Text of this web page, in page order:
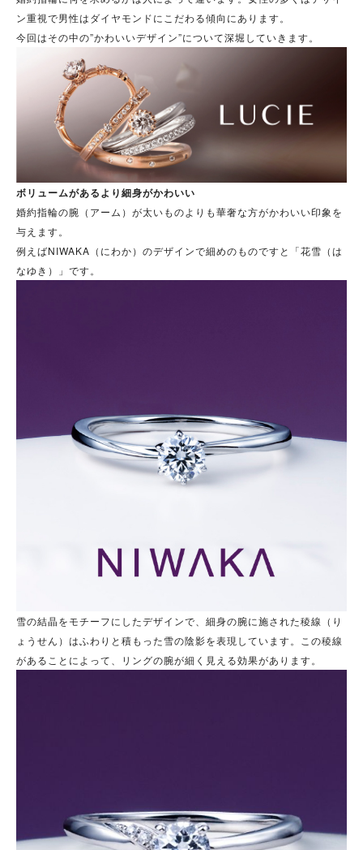
ン重視で男性はダイヤモンドにこだわる傾向にあります。
今回はその中の”かわいいデザイン”について深堀していきます。
ボリュームがあるより細身がかわいい
婚約指輪の腕（アーム）が太いものよりも華奢な方がかわいい印象を
与えます。
例えばNIWAKA（にわか）のデザインで細めのものですと「花雪（は
なゆき）」です。
雪の結晶をモチーフにしたデザインで、細身の腕に施された稜線（り
ょうせん）はふわりと積もった雪の陰影を表現しています。この稜線
があることによって、リングの腕が細く見える効果があります。